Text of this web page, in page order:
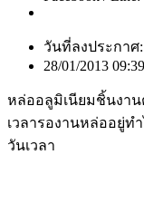
วันที่ลงประกาศ:
28/01/2013
หล่ออลูมิเนียมชิ้นงาน
เวลารองานหล่ออยู่ท
วันเวลา